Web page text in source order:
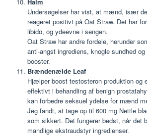
Undersøgelser har vist, at mænd, især
reageret positivt på Oat Straw. Det har
libido, og ydeevne i sengen.
Oat Straw har andre fordele, herunder
anti-angst ingrediens, knogle sundhed
booster.
Brændenælde Leaf
Hjælper boost testosteron produktion og
effektivt i behandling af benign
kan forbedre seksuel ydelse for mænd
Jeg fandt, at tage op til 600 mg Nettle
som sikkert. Det fungerer bedst, når det
mandlige ekstraudstyr ingredienser.